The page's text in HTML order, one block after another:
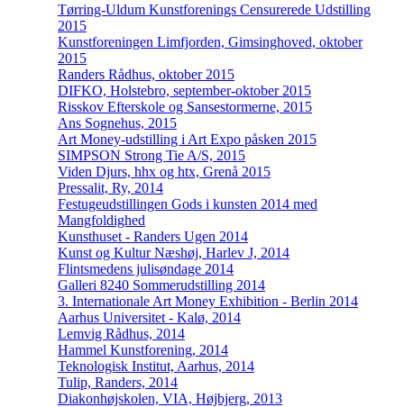
Tørring-Uldum Kunstforenings Censurerede Udstilling
2015
Kunstforeningen Limfjorden, Gimsinghoved, oktober
2015
Randers Rådhus, oktober 2015
DIFKO, Holstebro, september-oktober 2015
Risskov Efterskole og Sansestormerne, 2015
Ans Sognehus, 2015
Art Money-udstilling i Art Expo påsken 2015
SIMPSON Strong Tie A/S, 2015
Viden Djurs, hhx og htx, Grenå 2015
Pressalit, Ry, 2014
Festugeudstillingen Gods i kunsten 2014 med
Mangfoldighed
Kunsthuset - Randers Ugen 2014
Kunst og Kultur Næshøj, Harlev J, 2014
Flintsmedens julisøndage 2014
Galleri 8240 Sommerudstilling 2014
3. Internationale Art Money Exhibition - Berlin 2014
Aarhus Universitet - Kalø, 2014
Lemvig Rådhus, 2014
Hammel Kunstforening, 2014
Teknologisk Institut, Aarhus, 2014
Tulip, Randers, 2014
Diakonhøjskolen, VIA, Højbjerg, 2013